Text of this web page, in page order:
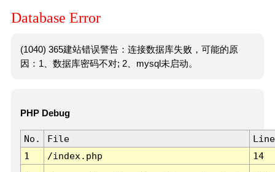
Database Error
(1040) 365建站错误警告：连接数据库失败，可能的原
因：1、数据库密码不对; 2、mysql未启动。
PHP Debug
No. File
Line
1
/index.php 14